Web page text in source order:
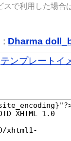
スで利用した場合
: Dharma
テンプレートイ